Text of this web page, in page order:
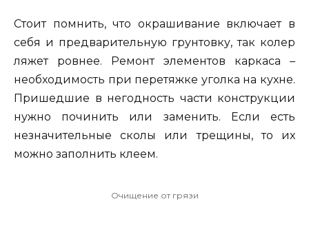
Стоит помнить, что окрашивание включает в
себя и предварительную грунтовку, так колер
ляжет ровнее. Ремонт элементов каркаса –
необходимость при перетяжке уголка на кухне.
Пришедшие в негодность части конструкции
нужно починить или заменить. Если есть
незначительные сколы или трещины, то их
можно заполнить клеем.
Очищение от грязи